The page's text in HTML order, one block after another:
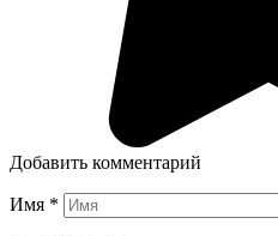
Добавить комментарий
Имя *